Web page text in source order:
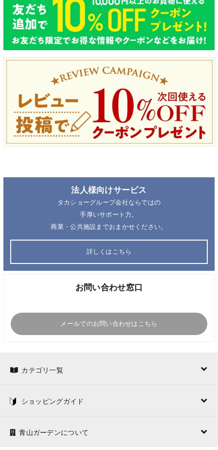
法人様向けサービス
タカショーグループ会社ならではの
手厚いサポート力。
商業・公共施設までおまかせください。
詳しくはこちら
お問い合わせ窓口
メールでのお問い合わせはこちら
カテゴリ一覧
ショッピングガイド
青山ガーデンについて